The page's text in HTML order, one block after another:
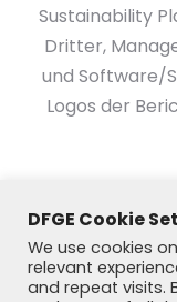
Sustainability
Dritter,
und Software/
Logos der
DFGE Cookie
We use cookies
relevant
and repeat visits.